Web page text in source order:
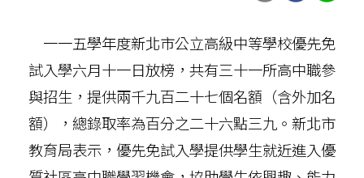
一一五學年度新北市公立高級中等學校優先免
試入學六月十一日放榜，共有三十一所高中職參
與招生，提供兩千九百二十七個名額（含外加名
額），總錄取率為百分之二十六點三九。新北市
教育局表示，優先免試入學提供學生就近進入優